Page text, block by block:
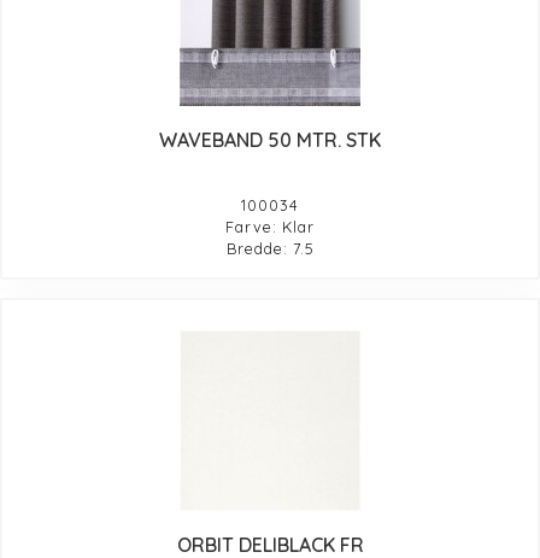
WAVEBAND 50 MTR. STK
100034
Farve: Klar
Bredde: 7.5
ORBIT DELIBLACK FR